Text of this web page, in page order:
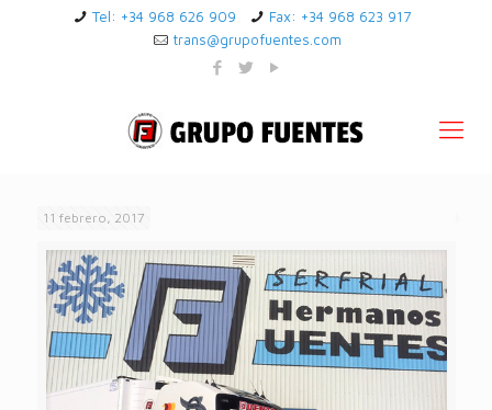
Tel: +34 968 626 909
Fax: +34 968 623 917
trans@grupofuentes.com
11 febrero, 2017